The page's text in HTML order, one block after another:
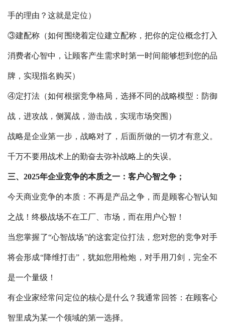
手的理由？这就是定位）
③建配称（如何围绕着定位建立配称，把你的定位概念打入
消费者心智中，让顾客产生需求时第一时间能够想到您的品
牌，实现指名购买）
④定打法（如何根据竞争格局，选择不同的战略模型：防御
战，进攻战，侧翼战，游击战，实现市场突围）
战略是‬企业第一步，战略对了，后面所做‬的一切才有意义。
千万不要用战术‬上的勤奋‬去弥补战略上的‬失误。
三、2025年企业竞争的本质之一：客户心智之争；
今天商业竞争的本质：不再是产品之争，而是顾客心智认知
之战！终极战场不在工厂、市场，而在用户心智！
当您掌握了“心智战场”的这套定位打法，您对您的竞争对手
将会形成“降维打击”，犹如您用枪炮，对手用刀剑，完全不
是一个量级！
有企业家经常问定位的核心是什么？我通常回答：在顾客心
智里成为某一个领域的第一选择。